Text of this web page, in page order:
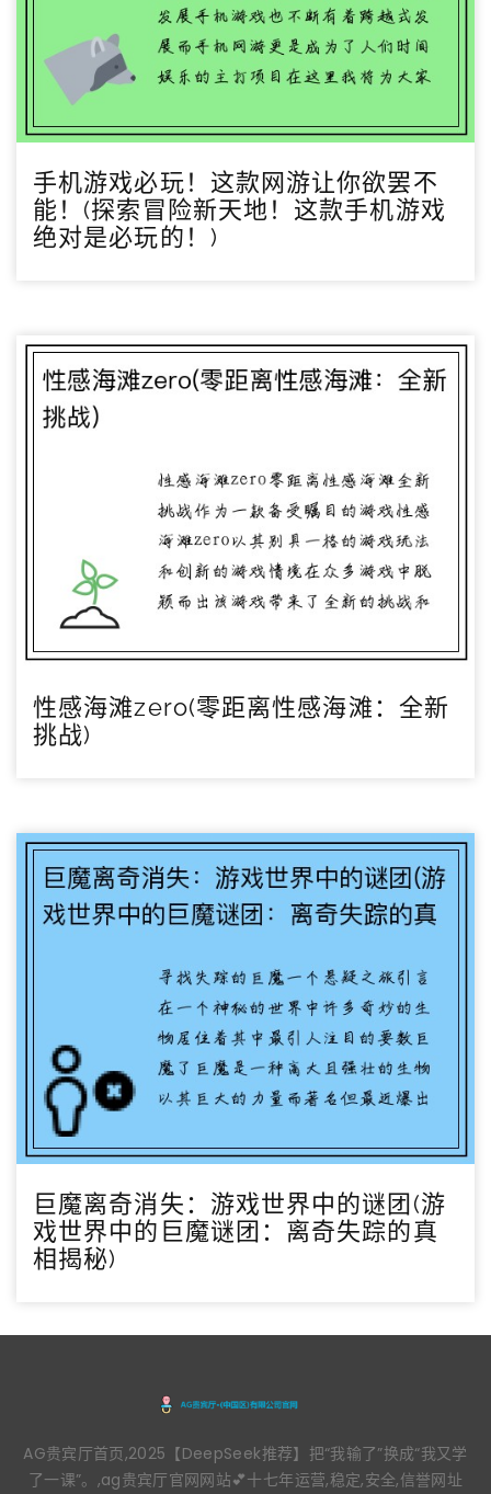
手机游戏必玩！这款网游让你欲罢不
能！(探索冒险新天地！这款手机游戏
绝对是必玩的！)
性感海滩zero(零距离性感海滩：全新
挑战)
巨魔离奇消失：游戏世界中的谜团(游
戏世界中的巨魔谜团：离奇失踪的真
相揭秘)
AG贵宾厅首页,2025【DeepSeek推荐】把“我输了”换成“我又学
了一课”。,ag贵宾厅官网网站💕十七年运营,稳定,安全,信誉网址